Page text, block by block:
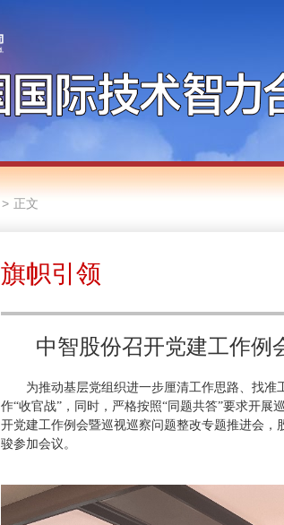
> 正文
旗帜引领
中智股份召开党建工作例
为推动基层党组织进一步厘清工作思路、找准
作“收官战”，同时，严格按照“同题共答”要求开
开党建工作例会暨巡视巡察问题整改专题推进会
骏参加会议。